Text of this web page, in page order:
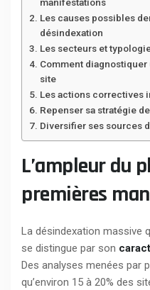
manifestations
Les causes possibles
désindexation
Les secteurs et
Comment
site
Les actions correctives
Repenser sa stratégie
Diversifier ses sources
L’ampleur du
premières
La désindexation massive
se distingue par son
Des analyses menées par
qu’environ 15 à 20% des